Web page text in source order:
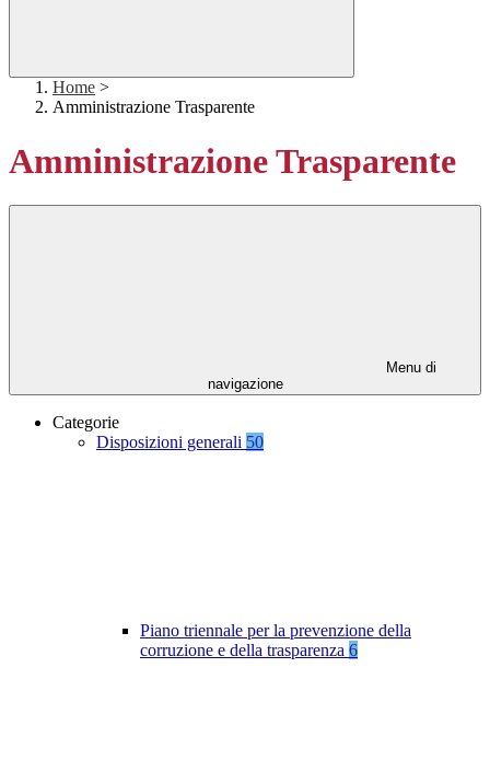
Home >
Amministrazione Trasparente
Amministrazione Trasparente
Menu di
navigazione
Categorie
Disposizioni generali 50
Piano triennale per la prevenzione della
corruzione e della trasparenza 6